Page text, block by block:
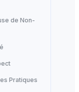
de Non-
Pratiques